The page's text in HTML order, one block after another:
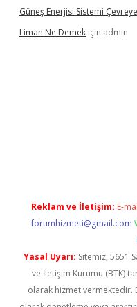
Güneş Enerjisi Sistemi
Liman Ne Demek için admin
Reklam ve İletişim: E-
forumhizmeti@gmail.com
Yasal Uyarı: Sitemiz, 5651
ve İletişim Kurumu (BTK)
olarak hizmet